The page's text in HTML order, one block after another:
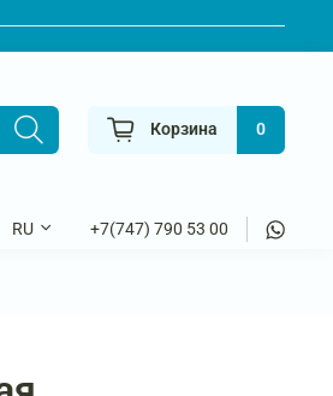
Корзина 0
RU +7(747) 790 53 00